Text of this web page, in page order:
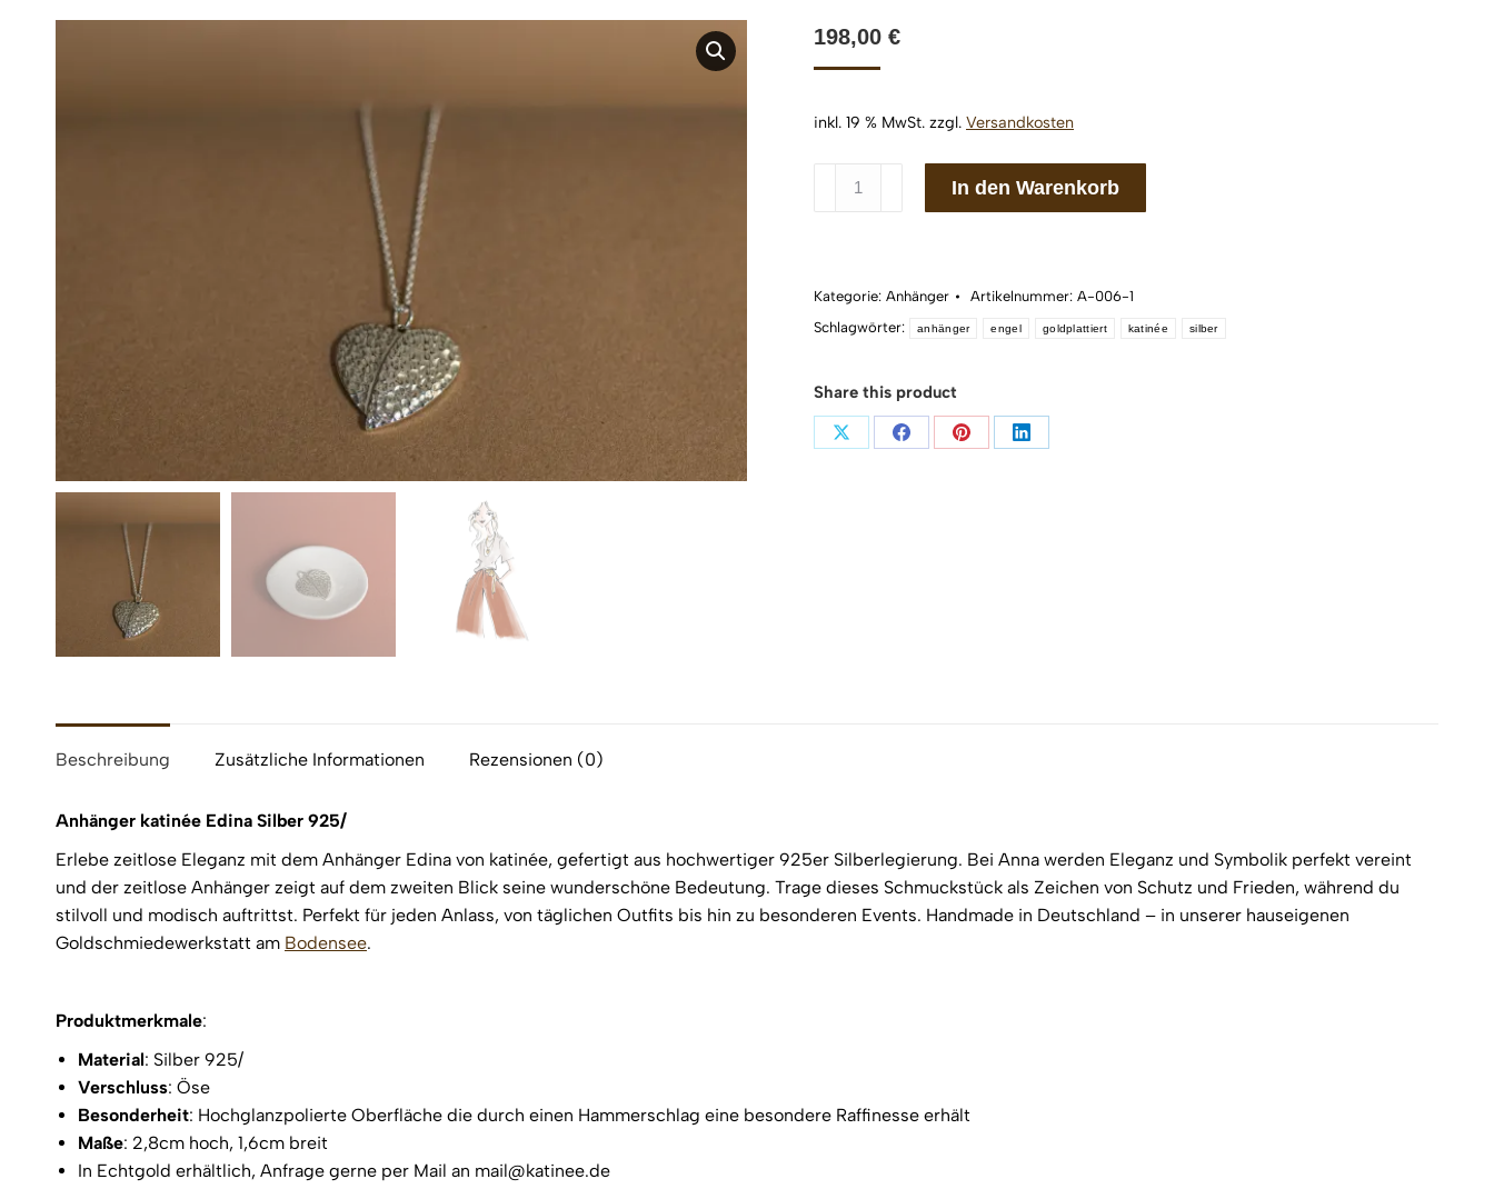
198,00 €
inkl. 19 % MwSt. zzgl. Versandkosten
Anhänger
925/
In den Warenkorb
Kategorie: Anhänger Artikelnummer: A-006-1
Schlagwörter:
anhänger engel goldplattiert katinée silber
Share this product
Teilen Teilen Teilen Teilen
Beschreibung Zusätzliche Informationen Rezensionen (0)
Anhänger katinée Edina Silber 925/
Erlebe zeitlose Eleganz mit dem Anhänger Edina von katinée, gefertigt aus hochwertiger 925er Silberlegierung. Bei Anna werden Eleganz und Symbolik perfekt vereint
und der zeitlose Anhänger zeigt auf dem zweiten Blick seine wunderschöne Bedeutung. Trage dieses Schmuckstück als Zeichen von Schutz und Frieden, während du
stilvoll und modisch auftrittst. Perfekt für jeden Anlass, von täglichen Outfits bis hin zu besonderen Events. Handmade in Deutschland – in unserer hauseigenen
Goldschmiedewerkstatt am Bodensee.
Produktmerkmale:
Material: Silber 925/
Verschluss: Öse
Besonderheit: Hochglanzpolierte Oberfläche die durch einen Hammerschlag eine besondere Raffinesse erhält
Maße: 2,8cm hoch, 1,6cm breit
In Echtgold erhältlich, Anfrage gerne per Mail an mail@katinee.de